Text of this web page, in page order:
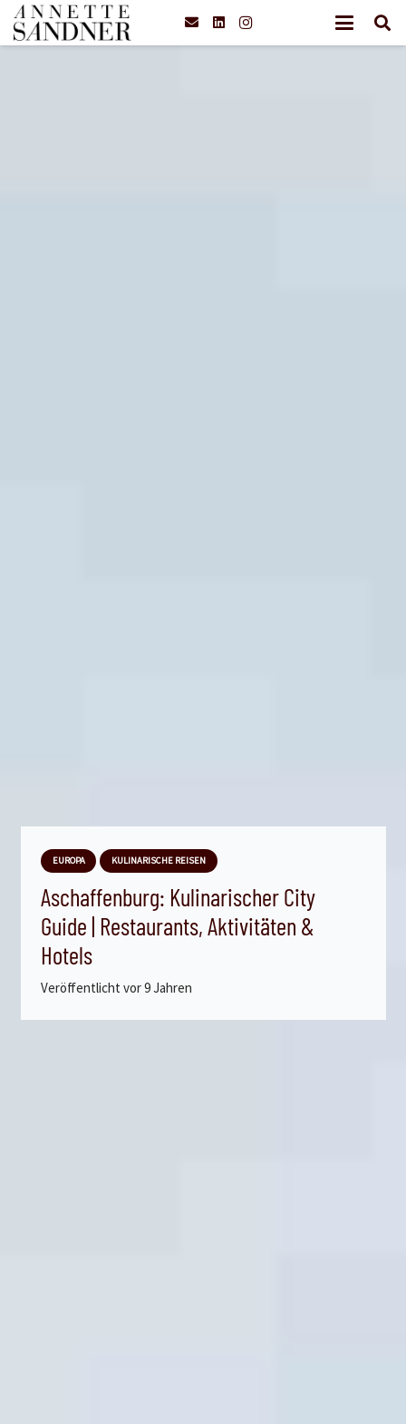
EUROPA KULINARISCHE REISEN
Aschaffenburg: Kulinarischer City
Guide | Restaurants, Aktivitäten &
Hotels
Veröffentlicht vor 9 Jahren